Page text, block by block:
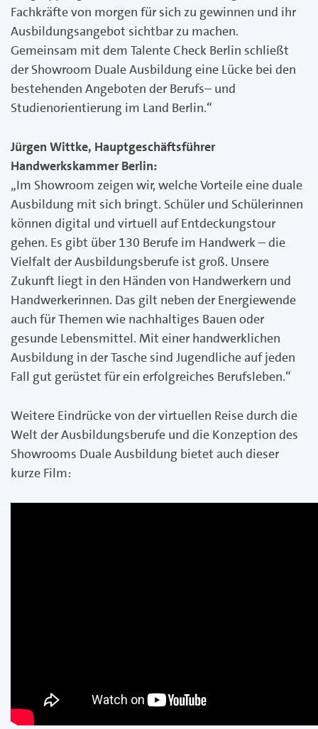
Fachkräfte von morgen für sich zu gewinnen und ihr
Ausbildungsangebot sichtbar zu machen.
Gemeinsam mit dem Talente Check Berlin schließt
der Showroom Duale Ausbildung eine Lücke bei den
bestehenden Angeboten der Berufs– und
Studienorientierung im Land Berlin.“
Jürgen Wittke, Hauptgeschäftsführer
Handwerkskammer Berlin:
„Im Showroom zeigen wir, welche Vorteile eine duale
Ausbildung mit sich bringt. Schüler und Schülerinnen
können digital und virtuell auf Entdeckungstour
gehen. Es gibt über 130 Berufe im Handwerk – die
Vielfalt der Ausbildungsberufe ist groß. Unsere
Zukunft liegt in den Händen von Handwerkern und
Handwerkerinnen. Das gilt neben der Energiewende
auch für Themen wie nachhaltiges Bauen oder
gesunde Lebensmittel. Mit einer handwerklichen
Ausbildung in der Tasche sind Jugendliche auf jeden
Fall gut gerüstet für ein erfolgreiches Berufsleben.“
Weitere Eindrücke von der virtuellen Reise durch die
Welt der Ausbildungsberufe und die Konzeption des
Showrooms Duale Ausbildung bietet auch dieser
kurze Film: